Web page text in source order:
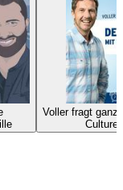
Voller fragt ganz
Culture